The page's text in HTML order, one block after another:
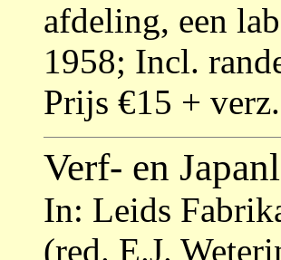
afdeling, een
1958; Incl.
Prijs €15 +
Verf- en
In: Leids
(red. E.J.